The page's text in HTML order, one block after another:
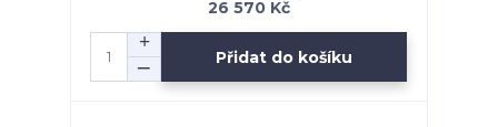
26 570 Kč
Přidat do košíku